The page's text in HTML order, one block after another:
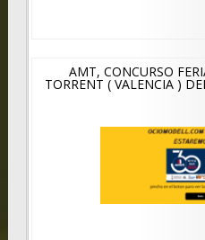
AMT, CONCURSO
TORRENT ( VALENCIA )